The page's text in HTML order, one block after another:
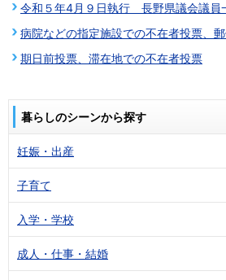
令和５年4月９日執行 長野県議会議員
病院などの指定施設での不在者投票、
期日前投票、滞在地での不在者投票
暮らしのシーンから探す
妊娠・出産
子育て
入学・学校
成人・仕事・結婚